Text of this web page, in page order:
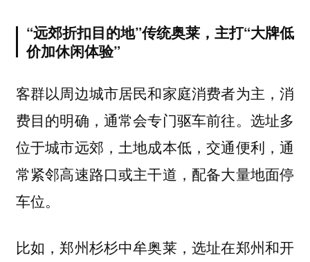
“远郊折扣目的地”传统奥莱，主打“大牌低
价加休闲体验”
客群以周边城市居民和家庭消费者为主，消
费目的明确，通常会专门驱车前往。选址多
位于城市远郊，土地成本低，交通便利，通
常紧邻高速路口或主干道，配备大量地面停
车位。
比如，郑州杉杉中牟奥莱，选址在郑州和开